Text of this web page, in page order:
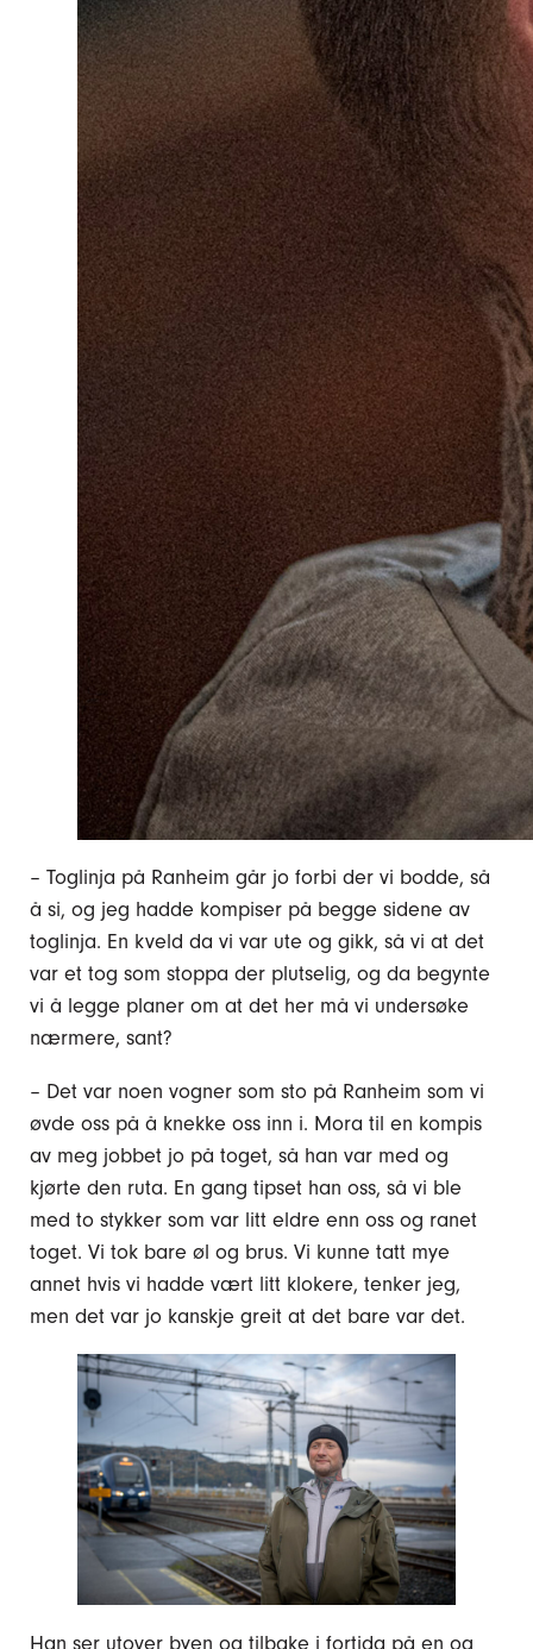
– Toglinja på Ranheim går jo forbi der vi bodde, så
å si, og jeg hadde kompiser på begge sidene av
toglinja. En kveld da vi var ute og gikk, så vi at det
var et tog som stoppa der plutselig, og da begynte
vi å legge planer om at det her må vi undersøke
nærmere, sant?
– Det var noen vogner som sto på Ranheim som vi
øvde oss på å knekke oss inn i. Mora til en kompis
av meg jobbet jo på toget, så han var med og
kjørte den ruta. En gang tipset han oss, så vi ble
med to stykker som var litt eldre enn oss og ranet
toget. Vi tok bare øl og brus. Vi kunne tatt mye
annet hvis vi hadde vært litt klokere, tenker jeg,
men det var jo kanskje greit at det bare var det.
Han ser utover byen og tilbake i fortida på en og